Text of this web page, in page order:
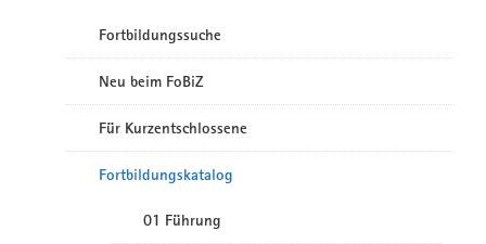
Fortbildungssuche
Neu beim FoBiZ
Für Kurzentschlossene
Fortbildungskatalog
01 Führung